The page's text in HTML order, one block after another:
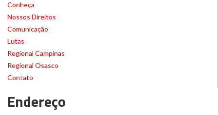
Conheça
Nossos Direitos
Comunicação
Lutas
Regional Campinas
Regional Osasco
Contato
Endereço